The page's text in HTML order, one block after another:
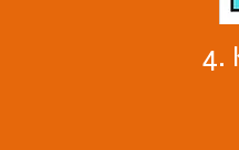
4.